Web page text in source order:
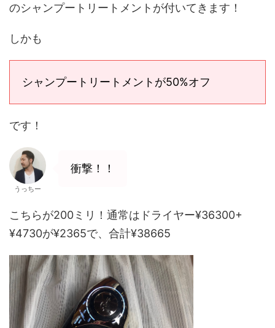
のシャンプートリートメントが付いてきます！
しかも
シャンプートリートメントが50%オフ
です！
うっちー
衝撃！！
こちらが200ミリ！通常はドライヤー¥36300+
¥4730が¥2365で、合計¥38665